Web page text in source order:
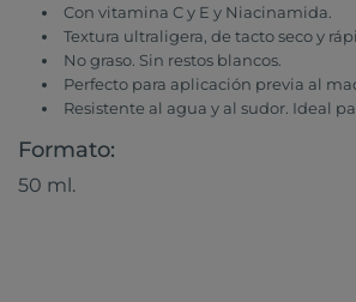
Con vitamina C y E y Niacinamida.
Textura ultraligera, de tacto seco y
No graso. Sin restos blancos.
Perfecto para aplicación previa al
Resistente al agua y al sudor. Ideal
Formato:
50 ml.